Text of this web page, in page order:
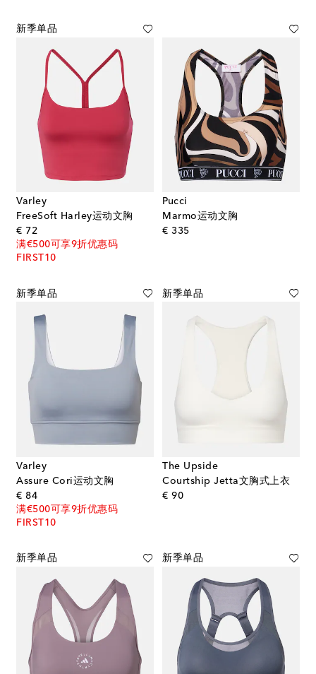
新季单品
Varley
FreeSoft Harley运动文胸
€ 72original price
满€500可享9折优惠码
FIRST10
Pucci
Marmo运动文胸
€ 335original price
新季单品
Varley
Assure Cori运动文胸
€ 84original price
满€500可享9折优惠码
FIRST10
新季单品
The Upside
Courtship Jetta文胸式上衣
€ 90original price
新季单品 新季单品